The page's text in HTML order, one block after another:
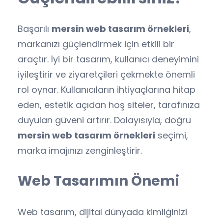
Başarılı mersin web tasarım örnekleri,
markanızı güçlendirmek için etkili bir
araçtır. İyi bir tasarım, kullanıcı deneyimini
iyileştirir ve ziyaretçileri çekmekte önemli
rol oynar. Kullanıcıların ihtiyaçlarına hitap
eden, estetik açıdan hoş siteler, tarafınıza
duyulan güveni artırır. Dolayısıyla, doğru
mersin web tasarım örnekleri seçimi,
marka imajınızı zenginleştirir.
Web Tasarımın Önemi
Web tasarım, dijital dünyada kimliğinizi